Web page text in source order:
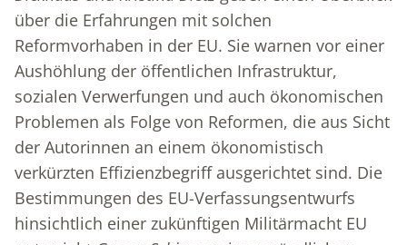
über die Erfahrungen mit solchen
Reformvorhaben in der EU. Sie warnen vor einer
Aushöhlung der öffentlichen Infrastruktur,
sozialen Verwerfungen und auch ökonomischen
Problemen als Folge von Reformen, die aus Sicht
der Autorinnen an einem ökonomistisch
verkürzten Effizienzbegriff ausgerichtet sind. Die
Bestimmungen des EU-Verfassungsentwurfs
hinsichtlich einer zukünftigen Militärmacht EU